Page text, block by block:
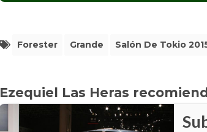
Forester Grande Salón De Tokio
Ezequiel Las Heras